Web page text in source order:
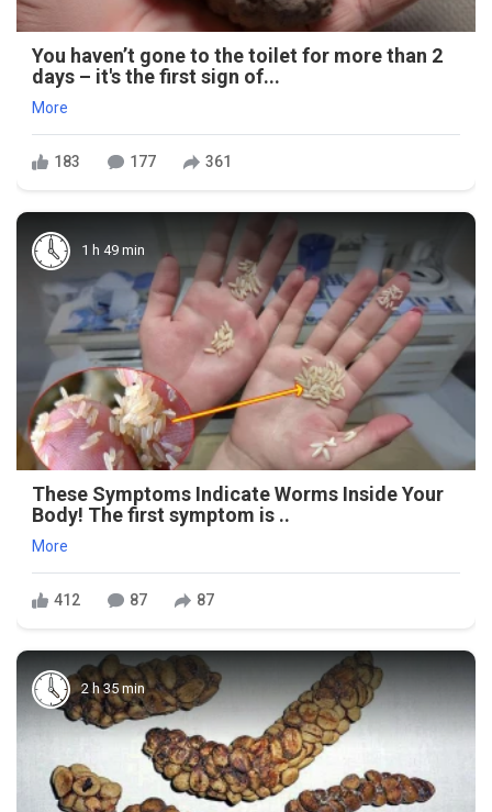
You haven’t gone to the toilet for more than 2
days – it's the first sign of...
More
183 177 361
1 h 49 min
These Symptoms Indicate Worms Inside Your
Body! The first symptom is ..
More
412 87 87
2 h 35 min